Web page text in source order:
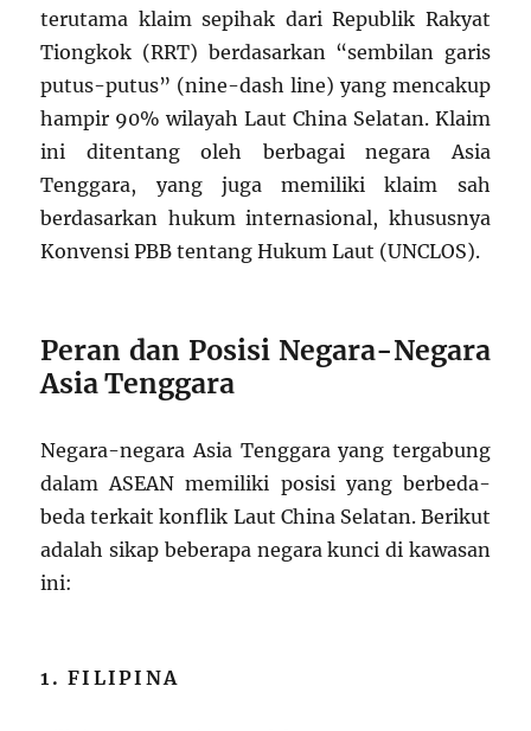
terutama klaim sepihak dari Republik Rakyat
Tiongkok (RRT) berdasarkan “sembilan garis
putus-putus” (nine-dash line) yang mencakup
hampir 90% wilayah Laut China Selatan. Klaim
ini ditentang oleh berbagai negara Asia
Tenggara, yang juga memiliki klaim sah
berdasarkan hukum internasional, khususnya
Konvensi PBB tentang Hukum Laut (UNCLOS).
Peran dan Posisi Negara-Negara
Asia Tenggara
Negara-negara Asia Tenggara yang tergabung
dalam ASEAN memiliki posisi yang berbeda-
beda terkait konflik Laut China Selatan. Berikut
adalah sikap beberapa negara kunci di kawasan
ini:
1. FILIPINA